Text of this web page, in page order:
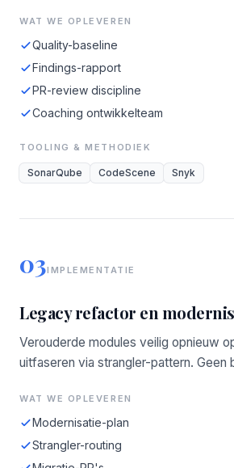
WAT WE OPLEVEREN
Quality-baseline
Findings-rapport
PR-review discipline
Coaching ontwikkelteam
TOOLING & METHODIEK
SonarQube CodeScene Snyk
03IMPLEMENTATIE
Legacy refactor en
Verouderde modules veilig opnieuw
uitfaseren via strangler-pattern. Geen
WAT WE OPLEVEREN
Modernisatie-plan
Strangler-routing